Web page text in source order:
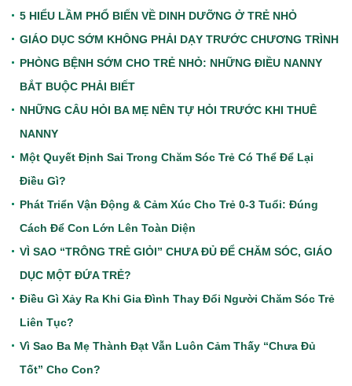
5 HIỂU LẦM PHỔ BIẾN VỀ DINH DƯỠNG Ở TRẺ NHỎ
GIÁO DỤC SỚM KHÔNG PHẢI DẠY TRƯỚC CHƯƠNG TRÌNH
PHÒNG BỆNH SỚM CHO TRẺ NHỎ: NHỮNG ĐIỀU NANNY
BẮT BUỘC PHẢI BIẾT
NHỮNG CÂU HỎI BA MẸ NÊN TỰ HỎI TRƯỚC KHI THUÊ
NANNY
Một Quyết Định Sai Trong Chăm Sóc Trẻ Có Thể Để Lại
Điều Gì?
Phát Triển Vận Động & Cảm Xúc Cho Trẻ 0-3 Tuổi: Đúng
Cách Để Con Lớn Lên Toàn Diện
VÌ SAO “TRÔNG TRẺ GIỎI” CHƯA ĐỦ ĐỂ CHĂM SÓC, GIÁO
DỤC MỘT ĐỨA TRẺ?
Điều Gì Xảy Ra Khi Gia Đình Thay Đổi Người Chăm Sóc Trẻ
Liên Tục?
Vì Sao Ba Mẹ Thành Đạt Vẫn Luôn Cảm Thấy “Chưa Đủ
Tốt” Cho Con?